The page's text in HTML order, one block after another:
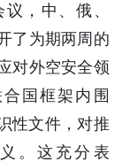
，中、俄、
了为期两周的
对外空安全领
国框架内围
性文件，对推
。这充分表